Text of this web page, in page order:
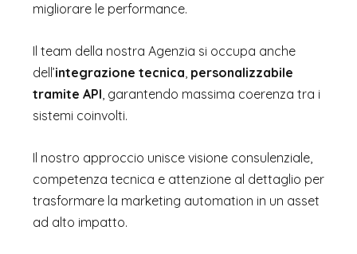
migliorare le performance.
Il team della nostra Agenzia si occupa anche
dell’integrazione tecnica, personalizzabile
tramite API, garantendo massima coerenza tra i
sistemi coinvolti.
Il nostro approccio unisce visione consulenziale,
competenza tecnica e attenzione al dettaglio per
trasformare la marketing automation in un asset
ad alto impatto.